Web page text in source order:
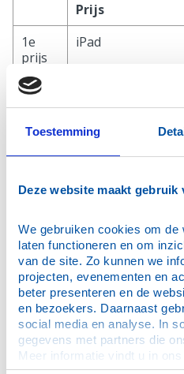
Toestemming
Deze website maakt gebruik
We gebruiken cookies om
laten functioneren en om
van de site. Zo kunnen we
projecten, evenementen en
beter presenteren en de
en bezoekers. Daarnaast
social media en analyse. In
gegevens met partners die
Meer informatie vindt u in ons
Prijs
1e
prijs
(1x)
iPad
2e
(2x)
Diner voor 2
euro
prijs
bij BeautySalon
Enkhuizen
4e
prijs
(3x)
BOL.com
t.w.v. 50 euro
5e
prijs
(2x)
Gall & Gall
t.w.v. 25 euro